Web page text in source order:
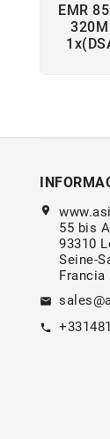
EMR
location_on
55 bis
93310
Seine-
Francia
email
call